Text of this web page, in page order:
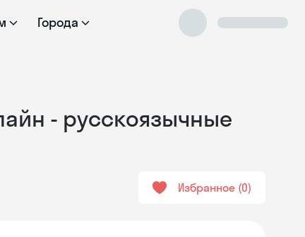
Города
- русскоязычные
Избранное 0